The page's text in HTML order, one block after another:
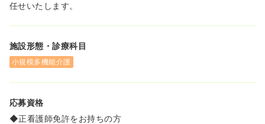
任せいたします。
施設形態・診療科目
小規模多機能介護
応募資格
◆正看護師免許をお持ちの方